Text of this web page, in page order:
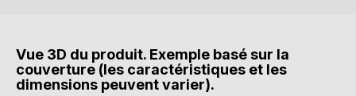
Vue 3D du produit. Exemple basé sur la
couverture (les caractéristiques et les
dimensions peuvent varier).